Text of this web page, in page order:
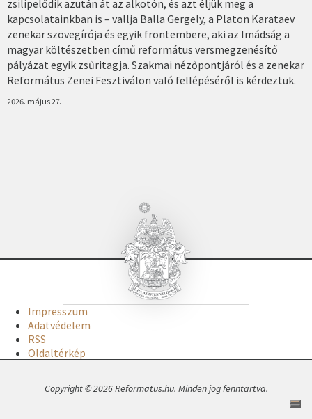
zsilipelődik azután át az alkotón, és azt éljük meg a
kapcsolatainkban is – vallja Balla Gergely, a Platon Karataev
zenekar szövegírója és egyik frontembere, aki az Imádság a
magyar költészetben című református versmegzenésítő
pályázat egyik zsűritagja. Szakmai nézőpontjáról és a zenekar
Református Zenei Fesztiválon való fellépéséről is kérdeztük.
2026. május 27.
Impresszum
Adatvédelem
RSS
Oldaltérkép
Copyright © 2026 Reformatus.hu. Minden jog fenntartva.